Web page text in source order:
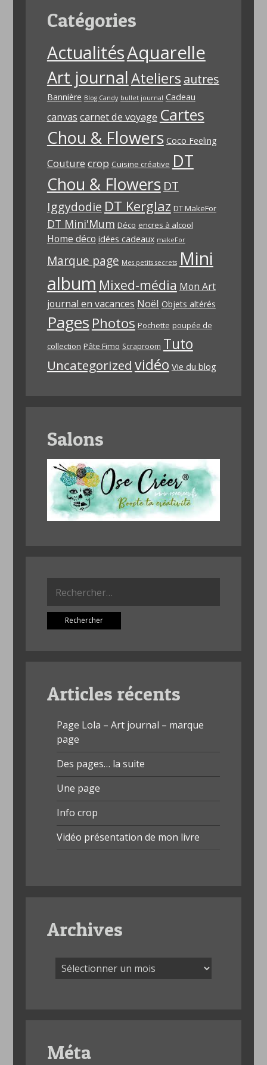
Catégories
ActualitésAquarelle
Art journalAteliers autres
Bannière Blog Candy bullet journal Cadeau
canvas carnet de voyage Cartes
Chou & Flowers Coco Feeling
Couture crop Cuisine créative DT
Chou & Flowers DT
Iggydodie DT Kerglaz DT MakeFor
DT Mini'Mum Déco encres à alcool
Home déco idées cadeaux makeFor
Marque page Mes petits secrets Mini
album Mixed-média Mon Art
journal en vacances Noël Objets altérés
Pages Photos Pochette poupée de
collection Pâte Fimo Scraproom Tuto
Uncategorized vidéo Vie du blog
Salons
Articles récents
Page Lola – Art journal – marque
page
Des pages… la suite
Une page
Info crop
Vidéo présentation de mon livre
Archives
Archives
Méta